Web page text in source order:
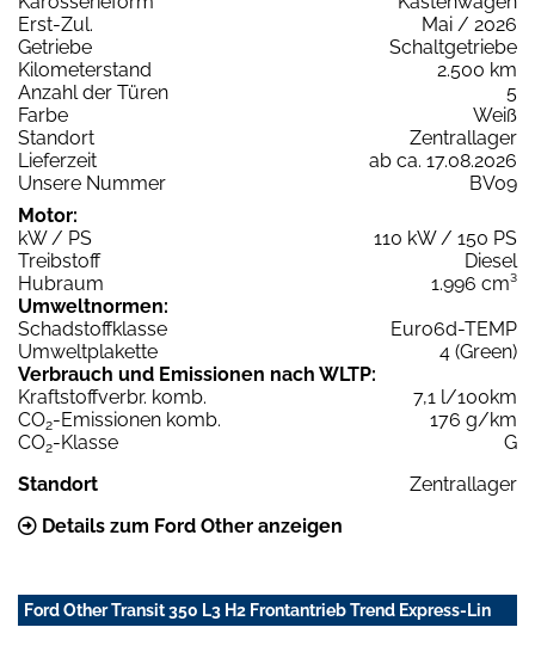
Erst-Zul.
Mai / 2026
Getriebe
Schaltgetriebe
Kilometerstand
2.500 km
Anzahl der Türen
5
Farbe
Weiß
Standort
Zentrallager
Lieferzeit
ab ca. 17.08.2026
Unsere Nummer
BV09
Motor:
kW / PS
110 kW / 150 PS
Treibstoff
Diesel
Hubraum
1.996 cm³
Umweltnormen:
Schadstoffklasse
Euro6d-TEMP
Umweltplakette
4 (Green)
Verbrauch und Emissionen nach WLTP:
Kraftstoffverbr. komb.
7,1 l/100km
CO2-Emissionen komb.
176 g/km
CO2-Klasse
G
Standort
Zentrallager
Details zum Ford Other anzeigen
Ford Other Transit 350 L3 H2 Frontantrieb Trend Express-Lin